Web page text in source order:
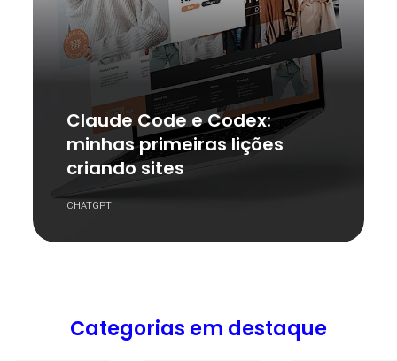
Claude Code e Codex:
minhas primeiras lições
criando sites
CHATGPT
Categorias em destaque